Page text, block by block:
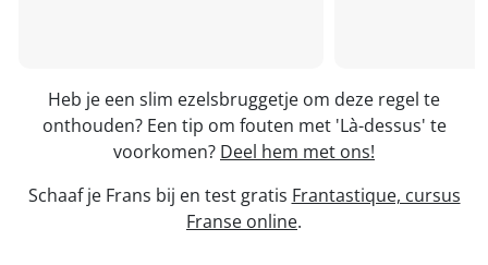
Heb je een slim ezelsbruggetje om deze regel te
onthouden? Een tip om fouten met 'Là-dessus' te
voorkomen? Deel hem met ons!
Schaaf je Frans bij en test gratis Frantastique, cursus
Franse online.